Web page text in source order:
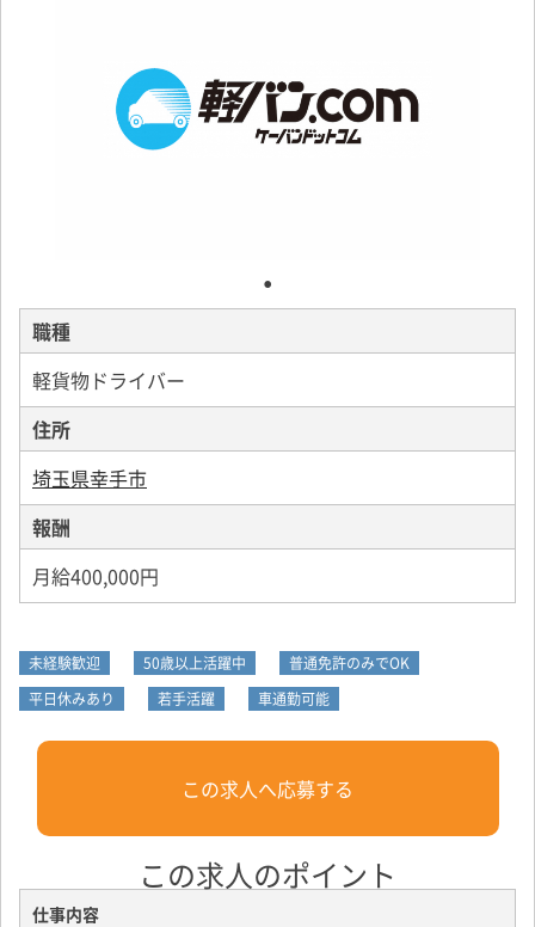
職種
軽貨物ドライバー
住所
埼玉県幸手市
報酬
月給400,000円
未経験歓迎 50歳以上活躍中
普通免許のみでOK
平日休みあり
若手活躍 車通勤可能
この求人へ応募する
この求人のポイント
仕事内容